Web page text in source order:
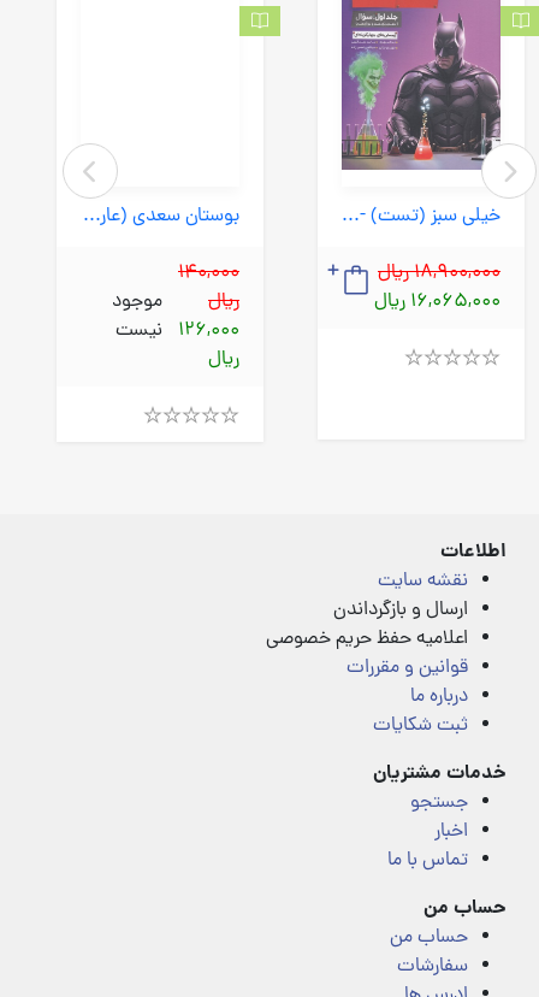
بوستان سعدی (عارف کامل) 1/8سلفون
140,000
ریال
126,000
ریال
موجود
نیست
خیلی سبز (تست) - بتمن شیمی جامع جلد اول سوال
18,900,000 ریال
16,065,000 ریال
اطلاعات
نقشه سایت
ارسال و بازگرداندن
اعلامیه حفظ حریم خصوصی
قوانین و مقررات
درباره ما
ثبت شکایات
خدمات مشتریان
جستجو
اخبار
تماس با ما
حساب من
حساب من
سفارشات